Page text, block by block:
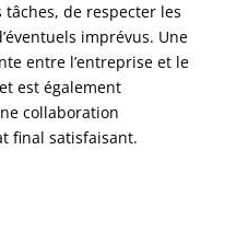
de respecter les
imprévus. Une
entre l’entreprise et le
est également
collaboration
final satisfaisant.